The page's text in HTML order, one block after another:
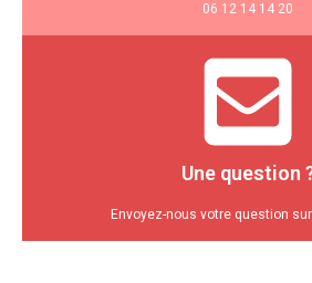
06 12 14 14 20
Une question
Envoyez-nous votre question